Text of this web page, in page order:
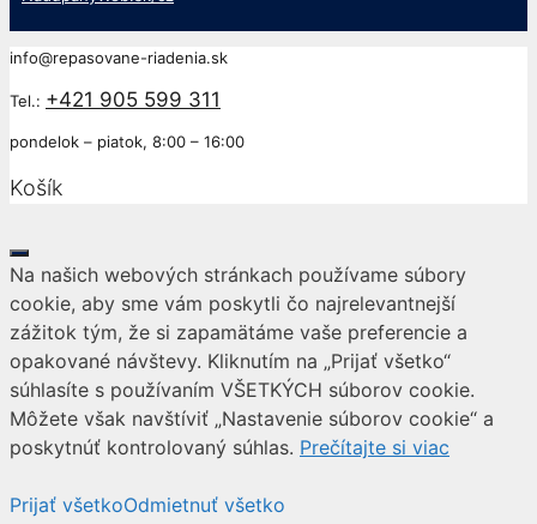
info@repasovane-riadenia.sk
Tel.: +421 905 599 311
pondelok – piatok, 8:00 – 16:00
Košík
Close
Na našich webových stránkach používame súbory
cookie, aby sme vám poskytli čo najrelevantnejší
zážitok tým, že si zapamätáme vaše preferencie a
opakované návštevy. Kliknutím na „Prijať všetko“
súhlasíte s používaním VŠETKÝCH súborov cookie.
Môžete však navštíviť „Nastavenie súborov cookie“ a
poskytnúť kontrolovaný súhlas. Prečítajte si viac
Prijať všetkoOdmietnuť všetko